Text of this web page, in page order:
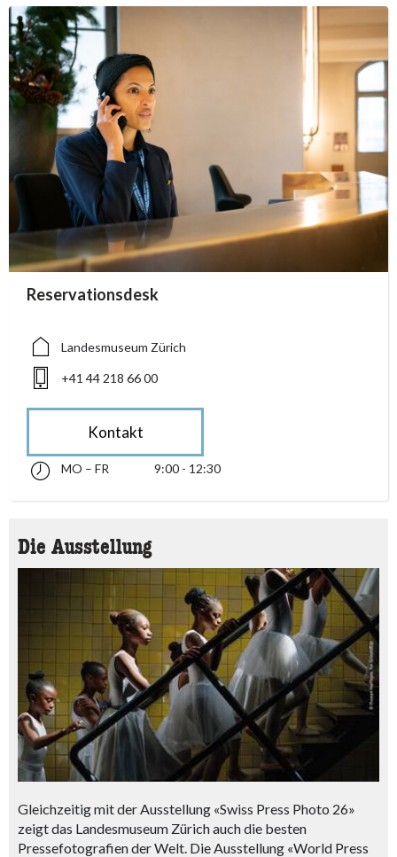
accessibility.sr-only.person_card_info
Reservationsdesk
accessibility.sr-only.museum
Landesmuseum Zürich
accessibility.sr-only.phone
+41 44 218 66 00
Kontakt
accessibility.sr-only.opening_hours
Montag bis Freitag 09:00 - 12:30
MO – FR 9:00 - 12:30
Die Ausstellung
Gleichzeitig mit der Ausstellung «Swiss Press Photo 26»
zeigt das Landesmuseum Zürich auch die besten
Pressefotografien der Welt. Die Ausstellung «World Press